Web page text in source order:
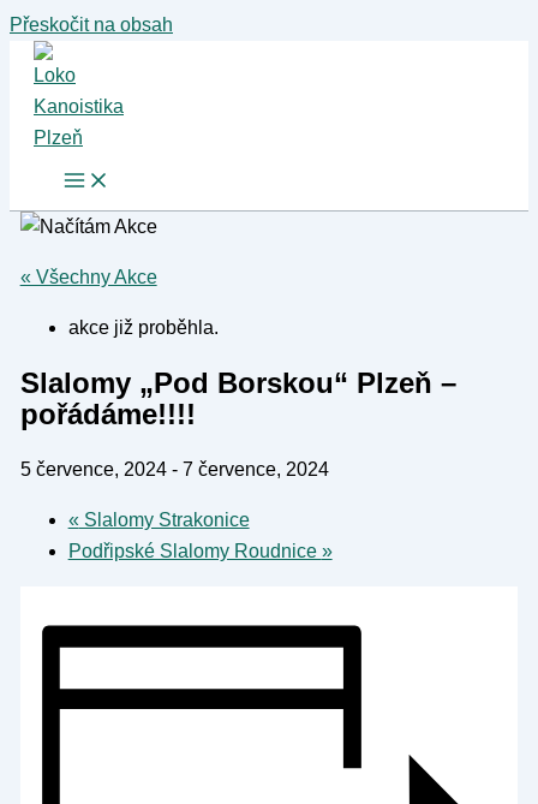
Přeskočit na obsah
« Všechny Akce
akce již proběhla.
Slalomy „Pod Borskou“ Plzeň –
pořádáme!!!!
5 července, 2024- 7 července, 2024
« Slalomy Strakonice
Podřipské Slalomy Roudnice »